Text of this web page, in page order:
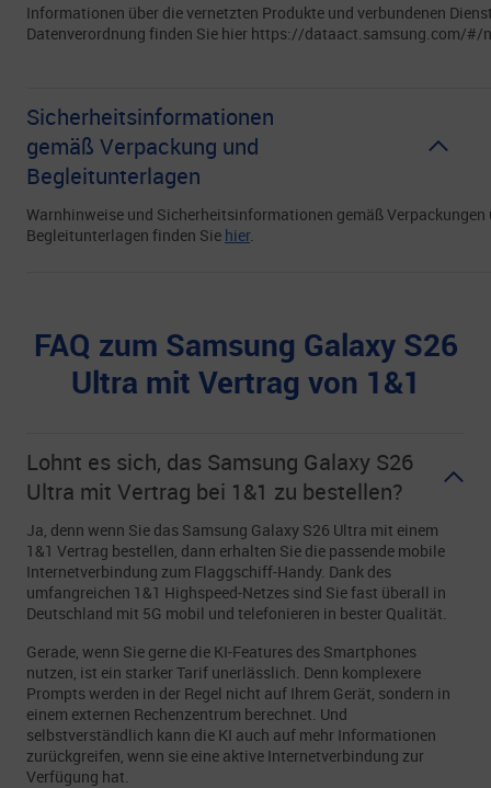
Informationen über die vernetzten Produkte und verbundenen
Datenverordnung finden Sie hier https://dataact.samsung.com/#/
Sicherheitsinformationen
gemäß Verpackung und
Begleitunterlagen
Warnhinweise und Sicherheitsinformationen gemäß Verpackungen
Begleitunterlagen finden Sie hier.
FAQ zum Samsung Galaxy S26
Ultra mit Vertrag von 1&1
Lohnt es sich, das Samsung Galaxy S26
Ultra mit Vertrag bei 1&1 zu bestellen?
Ja, denn wenn Sie das Samsung Galaxy S26 Ultra mit einem
1&1 Vertrag bestellen, dann erhalten Sie die passende mobile
Internetverbindung zum Flaggschiff-Handy. Dank des
umfangreichen 1&1 Highspeed-Netzes sind Sie fast überall in
Deutschland mit 5G mobil und telefonieren in bester Qualität.
Gerade, wenn Sie gerne die KI-Features des Smartphones
nutzen, ist ein starker Tarif unerlässlich. Denn komplexere
Prompts werden in der Regel nicht auf Ihrem Gerät, sondern in
einem externen Rechenzentrum berechnet. Und
selbstverständlich kann die KI auch auf mehr Informationen
zurückgreifen, wenn sie eine aktive Internetverbindung zur
Verfügung hat.